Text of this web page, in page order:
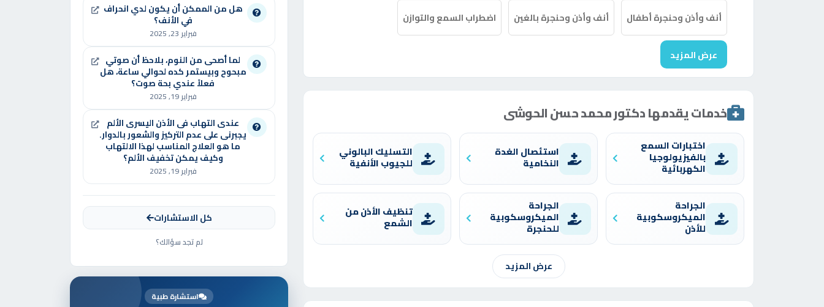
أنف وأذن وحنجرة أطفال أنف وأذن وحنجرة بالغين اضطراب السمع والتوازن
عرض المزيد
خدمات يقدمها دكتور محمد حسن الحوشى
اختبارات السمع
بالفيزيولوجيا
الكهربائية
استئصال الغدة
النخامية
التسليك البالوني
للجيوب الأنفية
الجراحة
الميكروسكوبية
للأذن
الجراحة
الميكروسكوبية
للحنجرة
تنظيف الأذن من
الشمع
عرض المزيد
هل من الممكن أن يكون لدي انحراف
في الأنف؟
فبراير 23, 2025
لما أصحى من النوم، بلاحظ أن صوتي
مبحوح وبيستمر كده لحوالي ساعة، هل
فعلاً عندي بحة صوت؟
فبراير 19, 2025
عندى التهاب فى الأذن اليسرى الألم
يجبرنى على عدم التركيز والشعور بالدوار.
ما هو العلاج المناسب لهذا الالتهاب
وكيف يمكن تخفيف الألم؟
فبراير 19, 2025
كل الاستشارات
لم تجد سؤالك؟
استشارة طبية